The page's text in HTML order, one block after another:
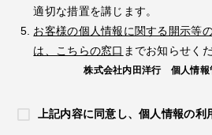
適切な措置を講じます。
お客様の個人情報に関する開示等
は、こちらの窓口 までお知らせく
株式会社内田洋行 個人情
上記内容に同意し、個人情報の